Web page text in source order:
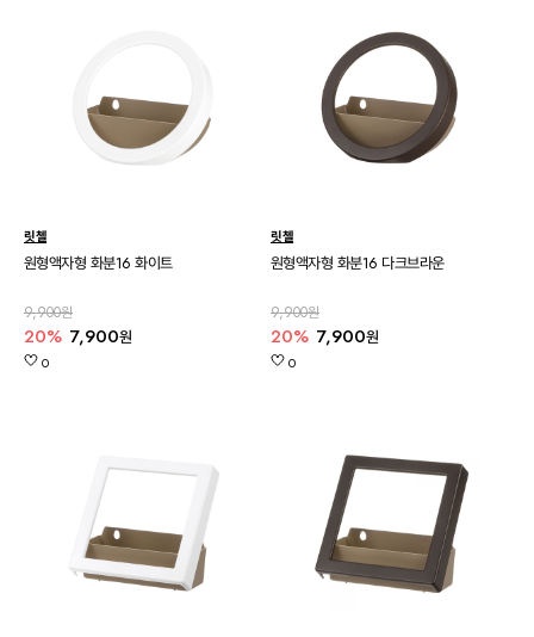
릿첼
원형액자형 화분16 화이트
9,900원
20% 7,900원
0
릿첼
원형액자형 화분16 다크브라운
9,900원
20% 7,900원
0